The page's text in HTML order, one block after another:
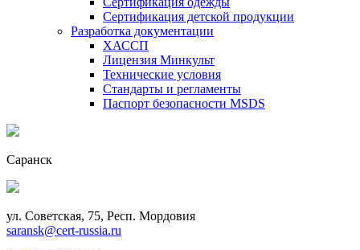
Сертификация детской продукции
Разработка документации
ХАССП
Лицензия Минкульт
Технические условия
Стандарты и регламенты
Паспорт безопасности MSDS
Саранск
ул. Советская, 75, Респ. Мордовия
saransk@cert-russia.ru